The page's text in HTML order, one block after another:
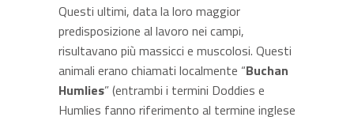
Questi ultimi, data la loro maggior
predisposizione al lavoro nei campi,
risultavano più massicci e muscolosi. Questi
animali erano chiamati localmente “Buchan
Humlies” (entrambi i termini Doddies e
Humlies fanno riferimento al termine inglese